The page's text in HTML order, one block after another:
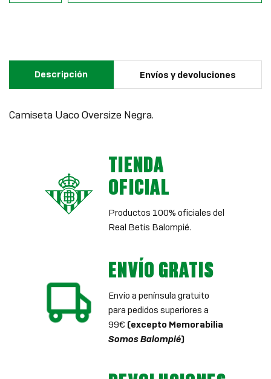
Descripción Envíos y devoluciones
Camiseta Uaco Oversize Negra.
TIENDA
OFICIAL
Productos 100% oficiales del
Real Betis Balompié.
ENVÍO GRATIS
Envío a península gratuito
para pedidos superiores a
99€ (excepto Memorabilia
Somos Balompié)